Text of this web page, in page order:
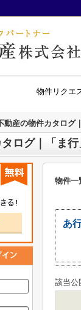
物件リクエ
動産の物件カタログ
ログ｜「ま
物件一
あ
該当公